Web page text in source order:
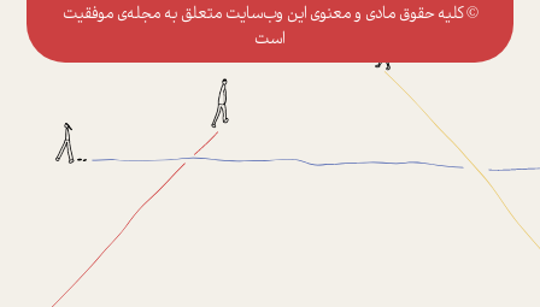
© کلیه حقوق مادی و معنوی این وب‌سایت متعلق به مجله‌ی موفقیت
است